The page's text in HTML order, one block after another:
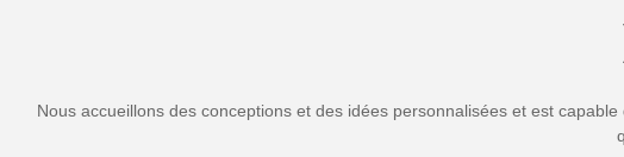
Nous accueillons des conceptions et des idées personnalisées et est